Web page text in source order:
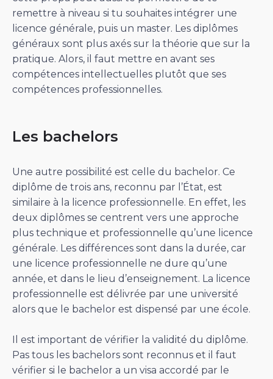
remettre à niveau si tu souhaites intégrer une
licence générale, puis un master. Les diplômes
généraux sont plus axés sur la théorie que sur la
pratique. Alors, il faut mettre en avant ses
compétences intellectuelles plutôt que ses
compétences professionnelles.
Les bachelors
Une autre possibilité est celle du bachelor. Ce
diplôme de trois ans, reconnu par l’État, est
similaire à la licence professionnelle. En effet, les
deux diplômes se centrent vers une approche
plus technique et professionnelle qu’une licence
générale. Les différences sont dans la durée, car
une licence professionnelle ne dure qu’une
année, et dans le lieu d’enseignement. La licence
professionnelle est délivrée par une université
alors que le bachelor est dispensé par une école.
Il est important de vérifier la validité du diplôme.
Pas tous les bachelors sont reconnus et il faut
vérifier si le bachelor a un visa accordé par le